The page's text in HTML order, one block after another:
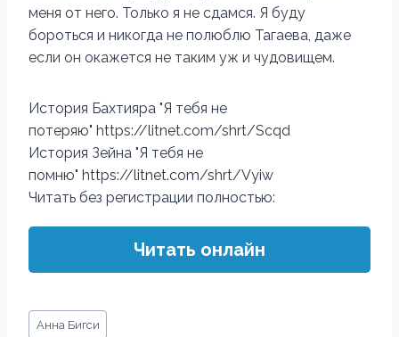
меня от него. Только я не сдамся. Я буду
бороться и никогда не полюблю Тагаева, даже
если он окажется не таким уж и чудовищем.
История Бахтияра "Я тебя не
потеряю" https://litnet.com/shrt/Scqd
История Зейна "Я тебя не
помню" https://litnet.com/shrt/Vyiw
Читать без регистрации полностью:
Читать онлайн
Метки
Анна Бигси